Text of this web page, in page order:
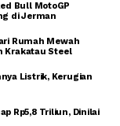
Bull MotoGP
di Jerman
Rumah Mewah
Krakatau Steel
Listrik, Kerugian
Rp5,8 Triliun, Dinilai